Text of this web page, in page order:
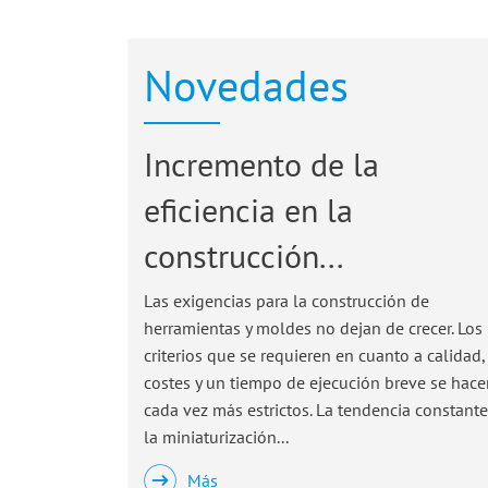
Novedades
Incremento de la
eficiencia en la
construcción...
Las exigencias para la construcción de
herramientas y moldes no dejan de crecer. Los
criterios que se requieren en cuanto a calidad,
costes y un tiempo de ejecución breve se
cada vez más estrictos. La tendencia
la miniaturización...
Más